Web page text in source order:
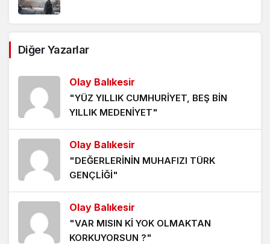
Diğer Yazarlar
Olay Balıkesir
"YÜZ YILLIK CUMHURİYET, BEŞ BİN
YILLIK MEDENİYET"
Olay Balıkesir
"DEĞERLERİNİN MUHAFIZI TÜRK
GENÇLİĞİ"
Olay Balıkesir
"VAR MISIN Kİ YOK OLMAKTAN
KORKUYORSUN ?"